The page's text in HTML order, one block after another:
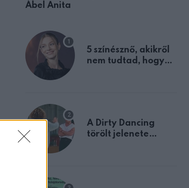
Ábel Anita
5 színésznő, akikről
nem tudtad, hogy
A Dirty Dancing
törölt jelenete